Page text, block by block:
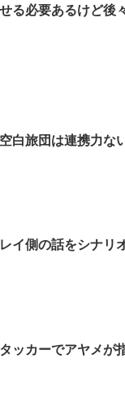
る必要あるけど後
白旅団は連携力な
イ側の話をシナリ
ッカーでアヤメが